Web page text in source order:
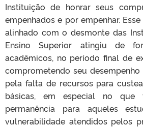
Instituição de honrar seus
empenhados e por empenhar.
alinhado com o desmonte das
Ensino Superior atingiu de
acadêmicos, no período final de
comprometendo seu
pela falta de recursos para
básicas, em especial no que
permanência para aqueles
vulnerabilidade atendidos pelos